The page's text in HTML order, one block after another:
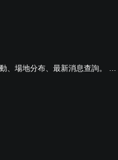
、場地分布、最新消息查詢。 ...